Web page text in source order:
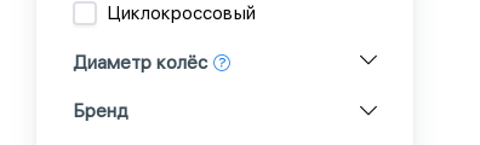
Циклокроссовый
Диаметр колёс
Бренд